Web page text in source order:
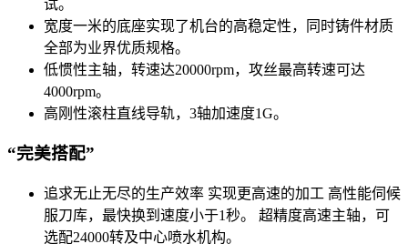
试。
宽度一米的底座实现了机台的高稳定性，同时铸件材质
全部为业界优质规格。
低惯性主轴，转速达20000rpm，攻丝最高转速可达
4000rpm。
高刚性滚柱直线导轨，3轴加速度1G。
“完美搭配”
追求无止无尽的生产效率 实现更高速的加工 高性能伺候
服刀库，最快换到速度小于1秒。 超精度高速主轴，可
选配24000转及中心喷水机构。